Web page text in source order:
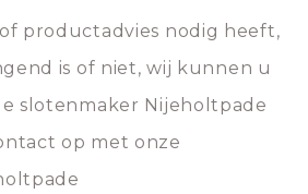
productadvies nodig heeft,
is of niet, wij kunnen u
slotenmaker Nijeholtpade
op met onze